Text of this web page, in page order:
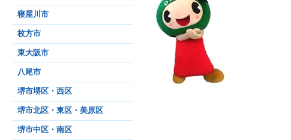
寝屋川市
枚方市
東大阪市
八尾市
堺市堺区・西区
堺市北区・東区・美原区
堺市中区・南区